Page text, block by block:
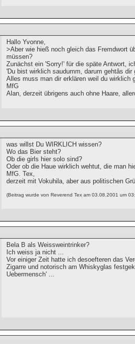
Hallo Yvonne,
>Aber wie hieß noch gleich das Fremdwort
müssen?
Zunächst ein 'Sorry!' für die späte Antwort,
'Du bist wirklich saudumm, darum gehtâs
Alles muss man dir erklären weil du
MfG
Alan, derzeit übrigens auch ohne Haare,
was willst Du WIRKLICH wissen?
Wo das Bier steht?
Ob die girls hier solo sind?
Oder ob die Haue wirklich wehtut, die man
MfG. Tex,
derzeit mit Vokuhila, aber aus politischen
(Beitrag wurde von Reverend Tex am 03.08.2001 um
Bela B als Weissweintrinker?
Ich weiss ja nicht ...
Vor einiger Zeit hatte ich desoefteren das
Zigarre und notorisch am Whiskyglas
Uebermensch' ...